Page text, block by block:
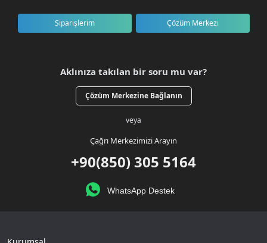
Siparişlerim Çözüm Merkezi
Aklınıza takılan bir soru mu var?
Çözüm Merkezine Bağlanın
veya
Çağrı Merkezimizi Arayın
+90(850) 305 5164
WhatsApp Destek